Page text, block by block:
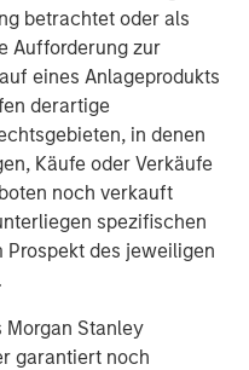
betrachtet oder als
Aufforderung zur
eines Anlageprodukts
derartige
in denen
Käufe oder Verkäufe
noch verkauft
spezifischen
des jeweiligen
Stanley
garantiert noch
counter-cyclical
supply and an
funds managed by
properties
17,700 beds.
operator of off-
globally. Its current
beds of student
serving 82 college
U.S. states. Scion